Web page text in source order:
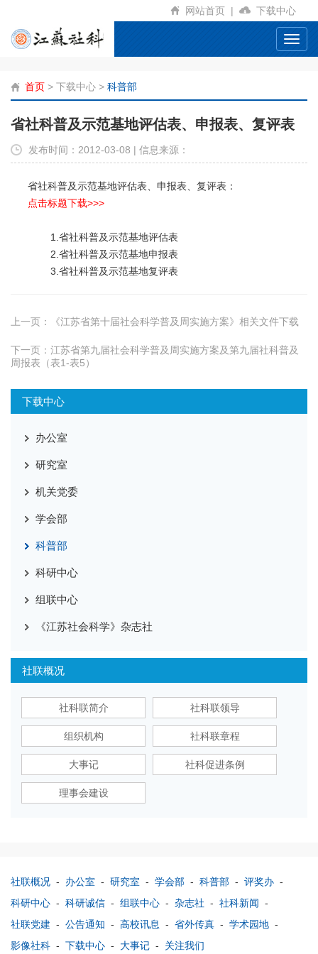
网站首页 | 下载中心
首页 > 下载中心 > 科普部
省社科普及示范基地评估表、申报表、复评表
发布时间：2012-03-08 | 信息来源：
省社科普及示范基地评估表、申报表、复评表：
点击标题下载>>>
1.省社科普及示范基地评估表
2.省社科普及示范基地申报表
3.省社科普及示范基地复评表
上一页： 《江苏省第十届社会科学普及周实施方案》相关文件下载
下一页： 江苏省第九届社会科学普及周实施方案及第九届社科普及
周报表（表1-表5）
下载中心
办公室
研究室
机关党委
学会部
科普部
科研中心
组联中心
《江苏社会科学》杂志社
社联概况
社科联简介 社科联领导
组织机构 社科联章程
大事记 社科促进条例
理事会建设
社联概况 - 办公室 - 研究室 - 学会部 - 科普部 - 评奖办 -
科研中心 - 科研诚信 - 组联中心 - 杂志社 - 社科新闻 -
社联党建 - 公告通知 - 高校讯息 - 省外传真 - 学术园地 -
影像社科 - 下载中心 - 大事记 - 关注我们